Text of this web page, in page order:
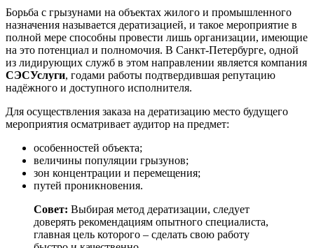
Борьба с грызунами на объектах жилого и промышленного
назначения называется дератизацией, и такое мероприятие в
полной мере способны провести лишь организации, имеющие
на это потенциал и полномочия. В Санкт-Петербурге, одной
из лидирующих служб в этом направлении является компания
СЭСУслуги, годами работы подтвердившая репутацию
надёжного и доступного исполнителя.
Для осуществления заказа на дератизацию место будущего
мероприятия осматривает аудитор на предмет:
особенностей объекта;
величины популяции грызунов;
зон концентрации и перемещения;
путей проникновения.
Совет: Выбирая метод дератизации, следует
доверять рекомендациям опытного специалиста,
главная цель которого – сделать свою работу